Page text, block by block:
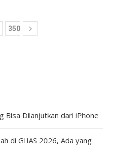
350
Bisa Dilanjutkan dari iPhone
di GIIAS 2026, Ada yang